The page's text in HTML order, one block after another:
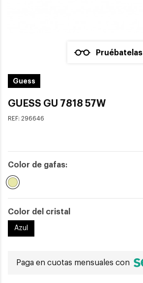
Pruébatelas
Guess
GUESS GU 7818 57W
REF: 296646
Color de gafas:
Color del cristal
Azul
Paga en cuotas mensuales con